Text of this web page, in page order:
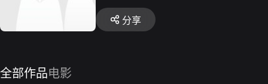
分享
全部作品电影